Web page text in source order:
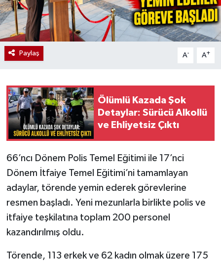
Paylaş A- A+
Ölümlü Kazada Şok
Detaylar: Sürücü Alkollü
ve Ehliyetsiz Çıktı
66’ncı Dönem Polis Temel Eğitimi ile 17’nci
Dönem İtfaiye Temel Eğitimi’ni tamamlayan
adaylar, törende yemin ederek görevlerine
resmen başladı. Yeni mezunlarla birlikte polis ve
itfaiye teşkilatına toplam 200 personel
kazandırılmış oldu.
Törende, 113 erkek ve 62 kadın olmak üzere 175